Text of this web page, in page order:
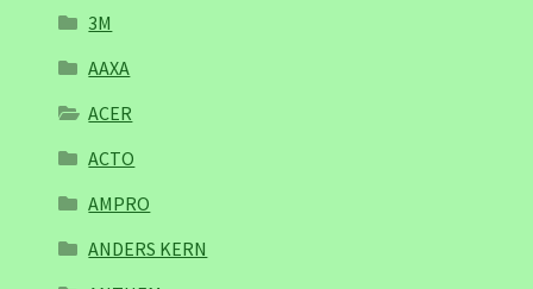
3M
AAXA
ACER
ACTO
AMPRO
ANDERS KERN